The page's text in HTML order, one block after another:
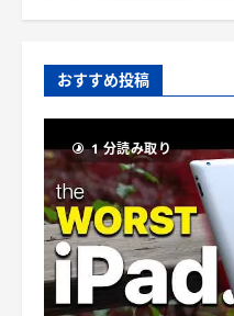
おすすめ投稿
1 分読み取り